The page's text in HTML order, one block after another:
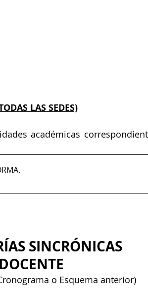
LAS SEDES)
.
SINCRÓNICAS
o Esquema anterior)